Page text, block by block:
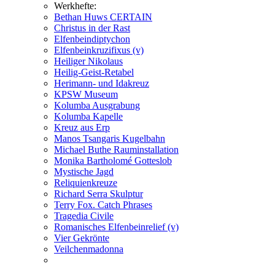
Werkhefte:
Bethan Huws CERTAIN
Christus in der Rast
Elfenbeindiptychon
Elfenbeinkruzifixus (v)
Heiliger Nikolaus
Heilig-Geist-Retabel
Herimann- und Idakreuz
KPSW Museum
Kolumba Ausgrabung
Kolumba Kapelle
Kreuz aus Erp
Manos Tsangaris Kugelbahn
Michael Buthe Rauminstallation
Monika Bartholomé Gotteslob
Mystische Jagd
Reliquienkreuze
Richard Serra Skulptur
Terry Fox. Catch Phrases
Tragedia Civile
Romanisches Elfenbeinrelief (v)
Vier Gekrönte
Veilchenmadonna